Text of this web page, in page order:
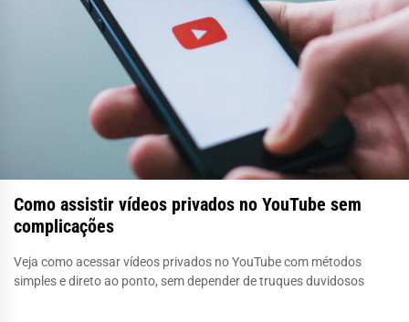
Como assistir vídeos privados no YouTube sem
complicações
Veja como acessar vídeos privados no YouTube com métodos
simples e direto ao ponto, sem depender de truques duvidosos